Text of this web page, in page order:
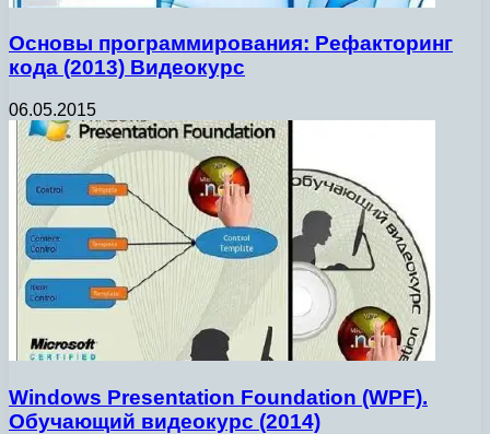
Основы программирования: Рефакторинг
кода (2013) Видеокурс
06.05.2015
Windows Presentation Foundation (WPF).
Обучающий видеокурс (2014)